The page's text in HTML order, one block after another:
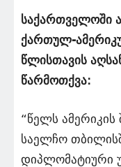
საქართველოში
ქართულ-
წლისთავის
წარმოთქვა:
“წელს
საელჩო
დიპლომატიური